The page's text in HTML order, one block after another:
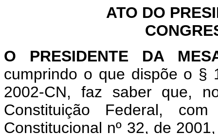
ATO DO
O PRESIDENTE DA
cumprindo o que dispõe o §
2002-CN, faz saber que,
Constituição Federal,
Constitucional nº 32, de